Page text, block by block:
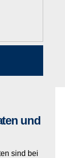
und
sind bei